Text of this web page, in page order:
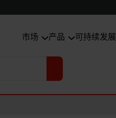
市场 产品 可持续发展